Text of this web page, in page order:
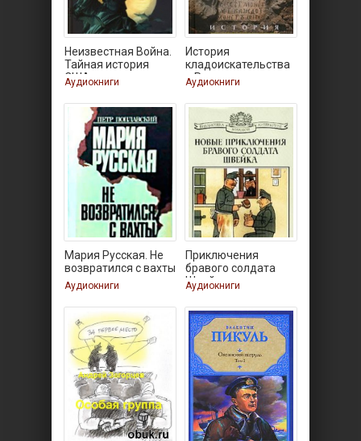
Неизвестная Война.
Тайная история
США
Аудиокниги
История
кладоискательства
в России
Аудиокниги
Мария Русская. Не
возвратился с вахты
Аудиокниги
Приключения
бравого солдата
Швейка в
Аудиокниги